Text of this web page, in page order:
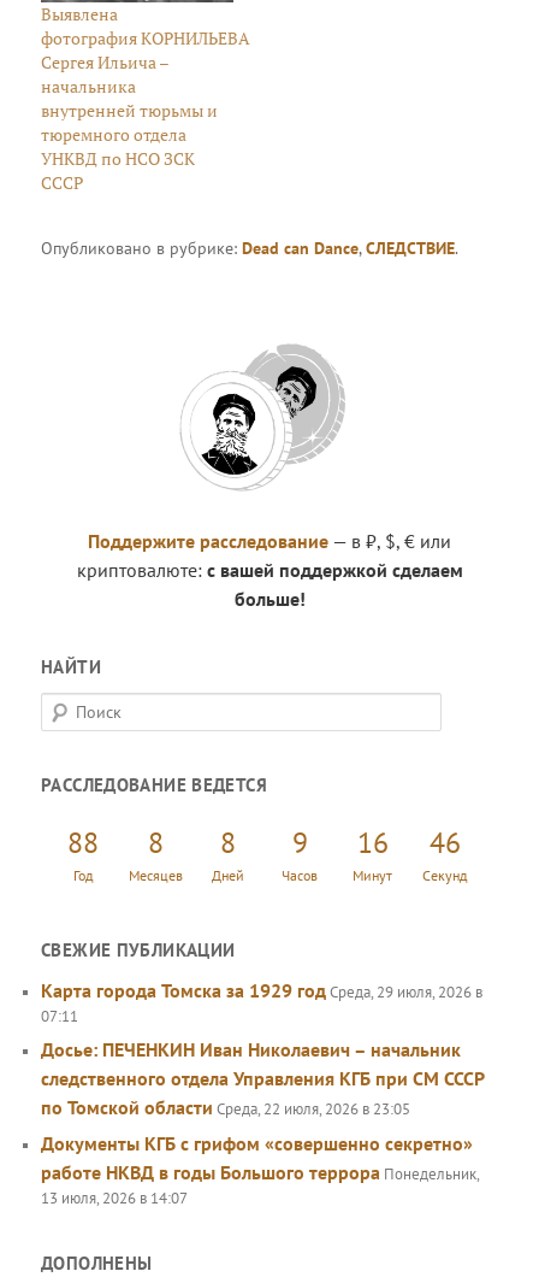
Выявлена
фотография КОРНИЛЬЕВА
Сергея Ильича –
начальника
внутренней тюрьмы и
тюремного отдела
УНКВД по НСО ЗСК
СССР
Опубликовано в рубрике:Dead can Dance,СЛЕДСТВИЕ.
Поддержите расследование — в ₽, $, € или
криптовалюте: с вашей поддержкой сделаем
больше!
НАЙТИ
П
о
с
РАССЛЕДОВАНИЕ ВЕДЕТСЯ
88
Год
8
Месяцев
8
Дней
9
Часов
16
Минут
46
Секунд
СВЕЖИЕ ПУБЛИКАЦИИ
Карта города Томска за 1929 годСреда, 29 июля, 2026 в
07:11
Досье: ПЕЧЕНКИН Иван Николаевич – начальник
следственного отдела Управления КГБ при СМ СССР
по Томской области Среда, 22 июля, 2026 в 23:05
Документы КГБ с грифом «совершенно секретно»
работе НКВД в годы Большого террора Понедельник,
13 июля, 2026 в 14:07
ДОПОЛНЕНЫ